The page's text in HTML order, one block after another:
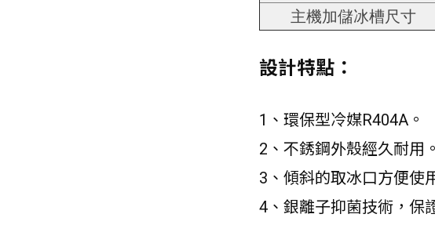
主機加儲冰槽尺寸
設計特點：
1、環保型冷媒R404A。
2、不銹鋼外殼經久耐用。
3、傾斜的取冰口方便使
4、銀離子抑菌技術，保